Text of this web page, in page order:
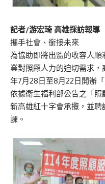
記者/游宏琦 高雄採訪報導
攜手社會、銜接未來
為協助即將出監的收容人
業對照顧人力的迫切需求，
年7月28日至8月22日開辦
依據衛生福利部公告之「
新高雄紅十字會承攬，並
課。